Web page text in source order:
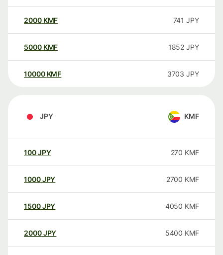
2000 KMF 741 JPY
5000 KMF 1852 JPY
10000 KMF 3703 JPY
JPY KMF
100JPY 270 KMF
1000JPY 2700 KMF
1500JPY 4050 KMF
2000JPY 5400 KMF